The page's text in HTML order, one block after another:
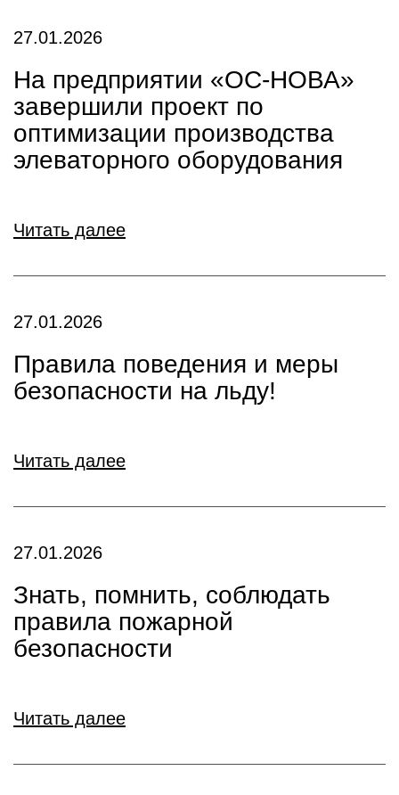
27.01.2026
На предприятии «ОС-НОВА»
завершили проект по
оптимизации производства
элеваторного оборудования
Читать далее
27.01.2026
Правила поведения и меры
безопасности на льду!
Читать далее
27.01.2026
Знать, помнить, соблюдать
правила пожарной
безопасности
Читать далее